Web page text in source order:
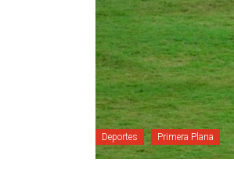
Deportes Primera Plana